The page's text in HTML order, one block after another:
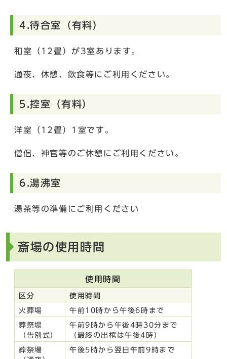
4.待合室（有料）
和室（12畳）が3室あります。
通夜、休憩、飲食等にご利用ください。
5.控室（有料）
洋室（12畳）1室です。
僧侶、神官等のご休憩にご利用ください。
6.湯沸室
湯茶等の準備にご利用ください
斎場の使用時間
使用時間
区分 使用時間
火葬場 午前10時から午後6時まで
葬祭場
（告別式）
午前9時から午後4時30分まで
（最終の出棺は午後4時）
葬祭場
午後5時から翌日午前9時まで